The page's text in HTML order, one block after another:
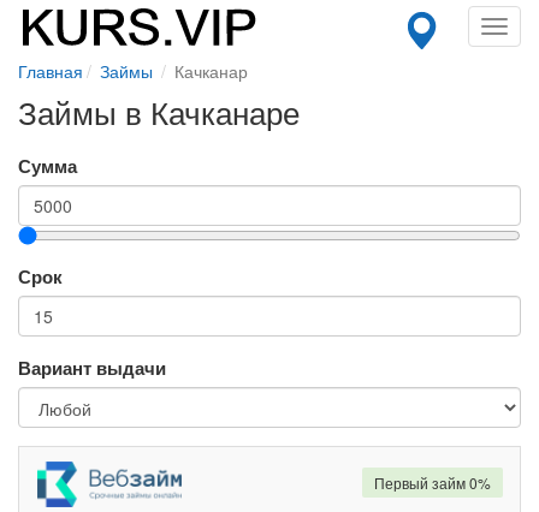
Главная Займы Качканар
Займы в Качканаре
Сумма
Срок
Вариант выдачи
Первый займ 0%